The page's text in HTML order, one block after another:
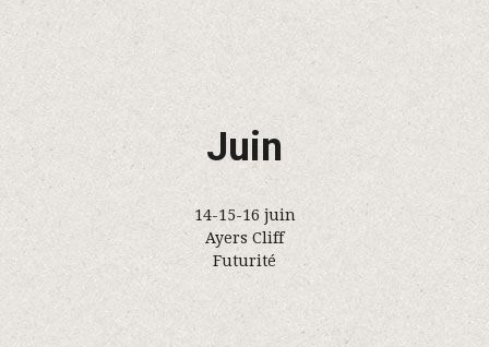
Juin
14-15-16 juin
Ayers Cliff
Futurité